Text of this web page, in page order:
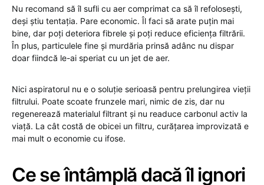
Nu recomand să îl sufli cu aer comprimat ca să îl refolosești,
deși știu tentația. Pare economic. Îl faci să arate puțin mai
bine, dar poți deteriora fibrele și poți reduce eficiența filtrării.
În plus, particulele fine și murdăria prinsă adânc nu dispar
doar fiindcă le-ai speriat cu un jet de aer.
Nici aspiratorul nu e o soluție serioasă pentru prelungirea vieții
filtrului. Poate scoate frunzele mari, nimic de zis, dar nu
regenerează materialul filtrant și nu readuce carbonul activ la
viață. La cât costă de obicei un filtru, curățarea improvizată e
mai mult o economie cu ifose.
Ce se întâmplă dacă îl ignori